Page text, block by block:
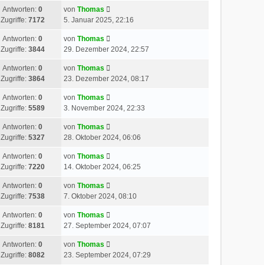
Antworten: 0
Zugriffe: 7172
von Thomas
5. Januar 2025, 22:16
Antworten: 0
Zugriffe: 3844
von Thomas
29. Dezember 2024, 22:57
Antworten: 0
Zugriffe: 3864
von Thomas
23. Dezember 2024, 08:17
Antworten: 0
Zugriffe: 5589
von Thomas
3. November 2024, 22:33
Antworten: 0
Zugriffe: 5327
von Thomas
28. Oktober 2024, 06:06
Antworten: 0
Zugriffe: 7220
von Thomas
14. Oktober 2024, 06:25
Antworten: 0
Zugriffe: 7538
von Thomas
7. Oktober 2024, 08:10
Antworten: 0
Zugriffe: 8181
von Thomas
27. September 2024, 07:07
Antworten: 0
Zugriffe: 8082
von Thomas
23. September 2024, 07:29